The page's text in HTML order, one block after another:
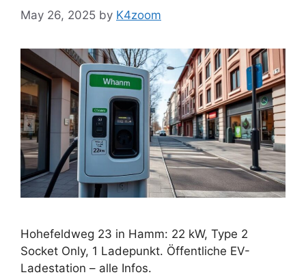
May 26, 2025 by K4zoom
Hohefeldweg 23 in Hamm: 22 kW, Type 2
Socket Only, 1 Ladepunkt. Öffentliche EV-
Ladestation – alle Infos.